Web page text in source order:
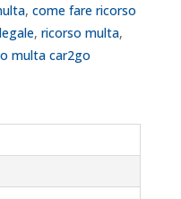
, come fare ricorso
, ricorso multa,
multa car2go